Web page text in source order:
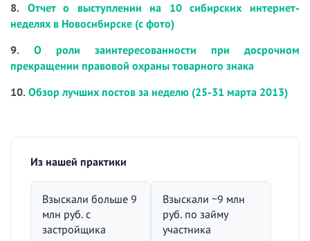
8. Отчет о выступлении на 10 сибирских интернет-
неделях в Новосибирске (с фото)
9. О роли заинтересованности при досрочном
прекращении правовой охраны товарного знака
10. Обзор лучших постов за неделю (25-31 марта 2013)
Из нашей практики
Взыскали больше 9
млн руб. с
застройщика
Взыскали ~9 млн
руб. по займу
участника